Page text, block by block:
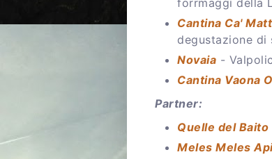
C antina Ca'
degustazione di
N ovaia -
C antina Vaona
Partner:
Q uelle del Baito
M eles Meles